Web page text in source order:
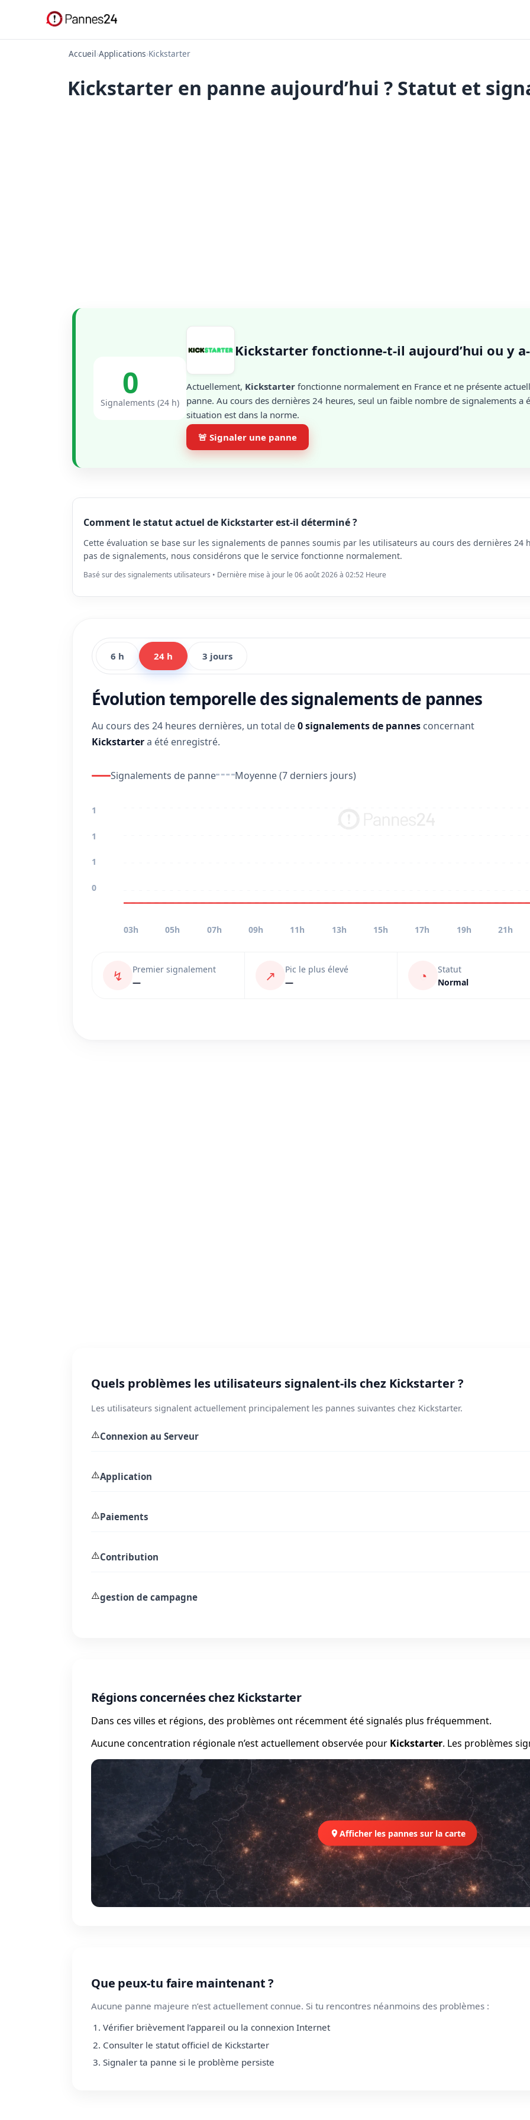
Accueil›Applications›Kickstarter
Kickstarter en panne aujourd’hui ? Statut et
0
Signalements (24 h)
Kickstarter fonctionne-t-il aujourd’hui ou y
Actuellement, Kickstarter fonctionne normalement en France et ne présente
panne. Au cours des dernières 24 heures, seul un faible nombre de signalements a
situation est dans la norme.
🚨 Signaler une panne
Comment le statut actuel de Kickstarter est-il déterminé ?
Cette évaluation se base sur les signalements de pannes soumis par les utilisateurs au cours des dernières 24
pas de signalements, nous considérons que le service fonctionne normalement.
Basé sur des signalements utilisateurs • Dernière mise à jour le 06 août 2026 à 02:52 Heure
6 h 24 h 3 jours
Évolution temporelle des signalements de pannes
Au cours des 24 heures dernières, un total de0 signalements de pannes concernant
Kickstartera été enregistré.
Signalements de panne Moyenne (7 derniers jours)
1
1
1
0
03h 05h 07h 09h 11h 13h 15h 17h 19h 21h
↯
Premier signalement
—
↗
Pic le plus élevé
—
◔
Statut
Normal
Quels problèmes les utilisateurs signalent-ils chez Kickstarter ?
Les utilisateurs signalent actuellement principalement les pannes suivantes chez Kickstarter.
⚠️Connexion au Serveur
⚠️Application
⚠️Paiements
⚠️Contribution
⚠️gestion de campagne
Régions concernées chez Kickstarter
Dans ces villes et régions, des problèmes ont récemment été signalés plus fréquemment.
Aucune concentration régionale n’est actuellement observée pour Kickstarter. Les problèmes
Afficher les pannes sur la carte
Que peux-tu faire maintenant ?
Aucune panne majeure n’est actuellement connue. Si tu rencontres néanmoins des problèmes :
Vérifier brièvement l’appareil ou la connexion Internet
Consulter le statut officiel de Kickstarter
Signaler ta panne si le problème persiste